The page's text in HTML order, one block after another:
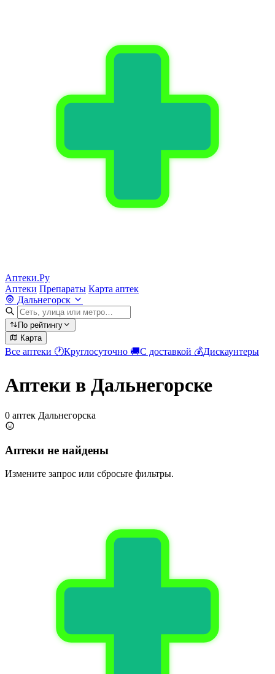
Аптеки.Ру
Аптеки Препараты Карта аптек
Дальнегорск
По рейтингу
Карта
Все аптеки 🕐Круглосуточно 🚚С доставкой 💰Дискаунтеры
Аптеки в Дальнегорске
0 аптек Дальнегорска
Аптеки не найдены
Измените запрос или сбросьте фильтры.